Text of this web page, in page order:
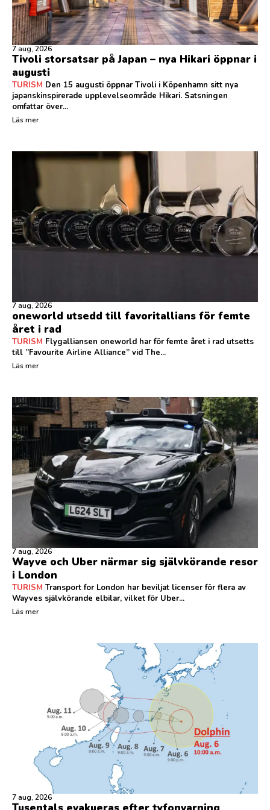
7 aug, 2026
Tivoli storsatsar på Japan – nya Hikari öppnar i
augusti
TURISM Den 15 augusti öppnar Tivoli i Köpenhamn sitt nya
japanskinspirerade upplevelseområde Hikari. Satsningen
omfattar över...
Läs mer
7 aug, 2026
oneworld utsedd till favoritallians för femte
året i rad
TURISM Flygalliansen oneworld har för femte året i rad utsetts
till ”Favourite Airline Alliance” vid The...
Läs mer
7 aug, 2026
Wayve och Uber närmar sig självkörande resor
i London
TURISM Transport for London har beviljat licenser för flera av
Wayves självkörande elbilar, vilket för Uber...
Läs mer
7 aug, 2026